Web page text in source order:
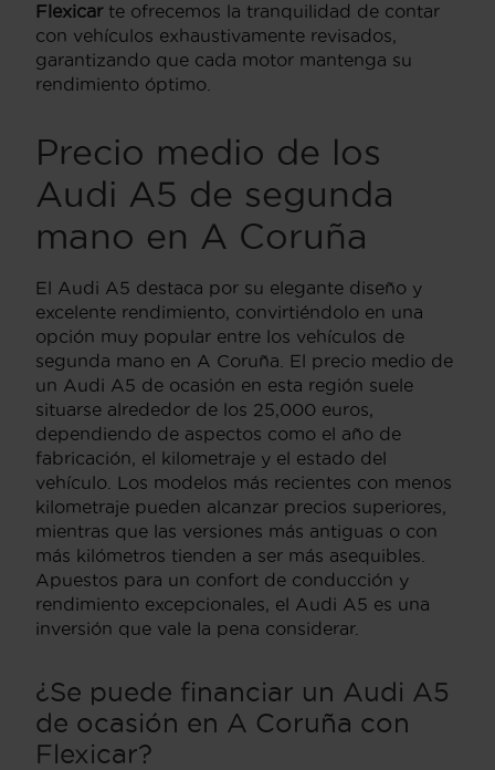
Flexicarte ofrecemos la tranquilidad de contar
con vehículos exhaustivamente revisados,
garantizando que cada motor mantenga su
rendimiento óptimo.
Precio medio de los
Audi A5 de segunda
mano en A Coruña
El Audi A5 destaca por su elegante diseño y
excelente rendimiento, convirtiéndolo en una
opción muy popular entre los vehículos de
segunda mano en A Coruña. El precio medio de
un Audi A5 de ocasión en esta región suele
situarse alrededor de los 25,000 euros,
dependiendo de aspectos como el año de
fabricación, el kilometraje y el estado del
vehículo. Los modelos más recientes con menos
kilometraje pueden alcanzar precios superiores,
mientras que las versiones más antiguas o con
más kilómetros tienden a ser más asequibles.
Apuestos para un confort de conducción y
rendimiento excepcionales, el Audi A5 es una
inversión que vale la pena considerar.
¿Se puede financiar un Audi A5
de ocasión en A Coruña con
Flexicar?